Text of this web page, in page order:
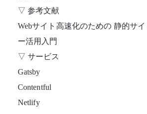
▽ 参考文献
Webサイト高速化のための 静的サ
ー活用入門
▽ サービス
Gatsby
Contentful
Netlify